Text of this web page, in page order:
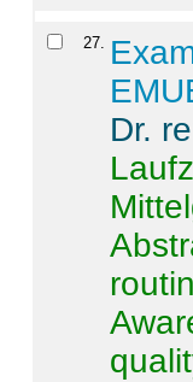
27.
Dr.